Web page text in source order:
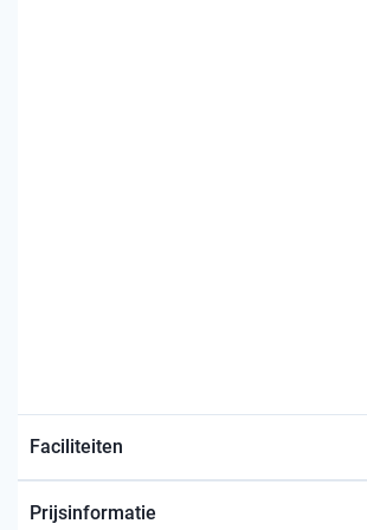
Faciliteiten
Prijsinformatie